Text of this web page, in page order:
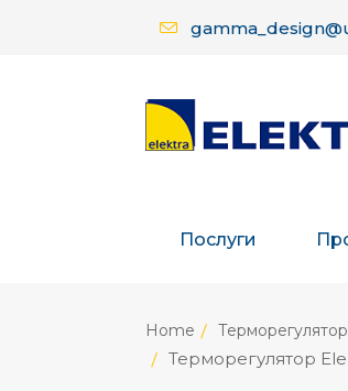
Послуги
Home
Терморегулятор